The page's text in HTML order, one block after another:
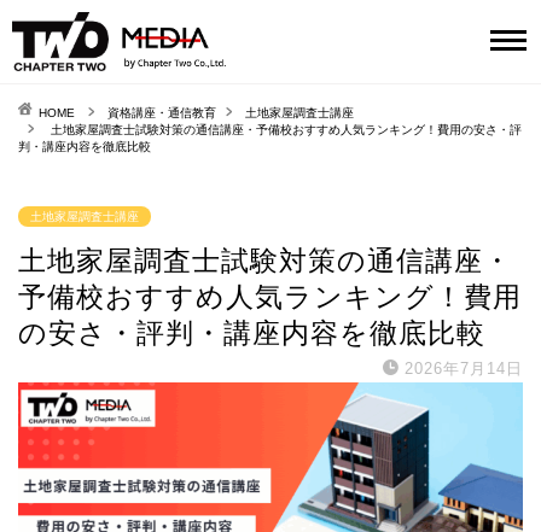
HOME 資格講座・通信教育
土地家屋調査士講座
土地家屋調査士試験対策の通信講座・予備校おすすめ人気ランキング！費用の安さ・評
判・講座内容を徹底比較
土地家屋調査士講座
土地家屋調査士試験対策の通信講座・
予備校おすすめ人気ランキング！費用
の安さ・評判・講座内容を徹底比較
2026年7月14日